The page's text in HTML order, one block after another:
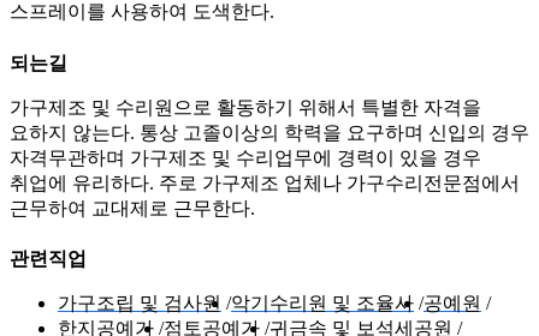
스프레이를 사용하여 도색한다.
되는길
가구제조 및 수리원으로 활동하기 위해서 특별한 자격을
요하지 않는다. 통상 고졸이상의 학력을 요구하며 신입의 경우
자격무관하며 가구제조 및 수리업무에 경력이 있을 경우
취업에 유리하다. 주로 가구제조 업체나 가구수리전문점에서
근무하여 교대제로 근무한다.
관련직업
가구조립 및 검사원 악기수리원 및 조율사 공예원
한지공예가 점토공예가 귀금속 및 보석세공원